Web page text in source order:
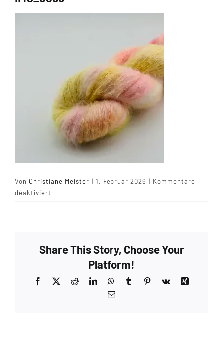
Wollfestivals
Von Christiane Meister | 1. Februar 2026 | Kommentare
deaktiviert
Share This Story, Choose Your
Platform!
Facebook Reddit LinkedInWhatsApp
TumblrPinterest
Vk
E-